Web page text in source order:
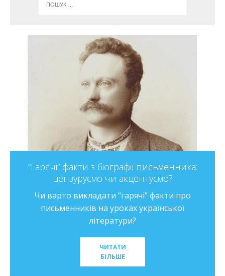
“Гарячі” факти з біографії письменника:
цензуруємо чи акцентуємо?
Чи варто викладати “гарячі” факти про
письменників на уроках української
літератури?
ЧИТАТИ
БІЛЬШЕ